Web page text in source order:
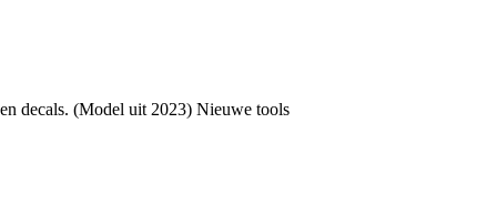
decals. (Model uit 2023) Nieuwe tools